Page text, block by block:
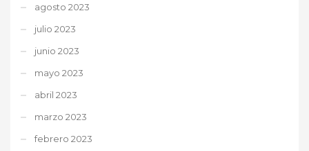
agosto 2023
julio 2023
junio 2023
mayo 2023
abril 2023
marzo 2023
febrero 2023